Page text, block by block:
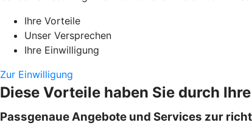
Ihre Vorteile
Unser Versprechen
Ihre Einwilligung
Zur Einwilligung
Diese Vorteile haben Sie durch
Passgenaue Angebote und Services zur